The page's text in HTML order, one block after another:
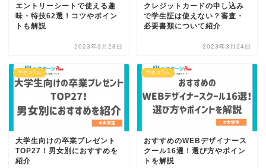
エントリーシートで使える趣
味・特技62選！コツやポイン
トも解説
2023年3月28日
クレジットカードの申し込み
で学生証は使えない？審査・
必要書類について紹介
2023年3月24日
学生コラム
大学生向けの卒業プレゼント
TOP27！男女別におすすめを
紹介
学生コラム
おすすめのWEBデザイナース
クール16選！選び方やポイン
トを解説